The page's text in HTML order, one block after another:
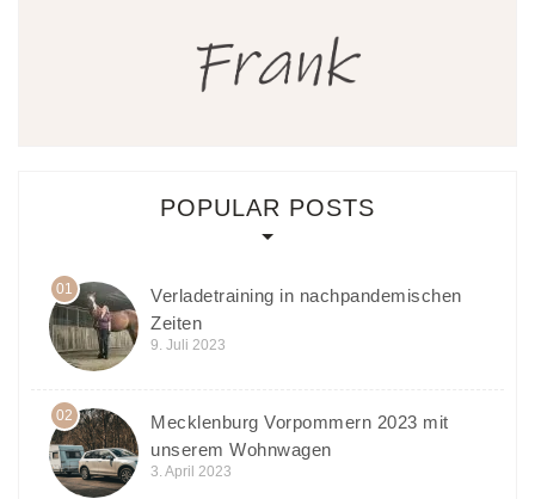
POPULAR POSTS
01
Verladetraining in nachpandemischen
Zeiten
9. Juli 2023
02
Mecklenburg Vorpommern 2023 mit
unserem Wohnwagen
3. April 2023